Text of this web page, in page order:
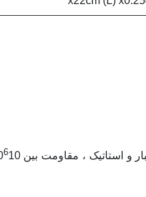
610 پوند